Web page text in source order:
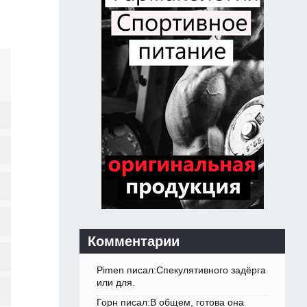
Комментарии
Pimen писал:Спекулятивного задёрга
или для.
Горн писал:В общем, готова она